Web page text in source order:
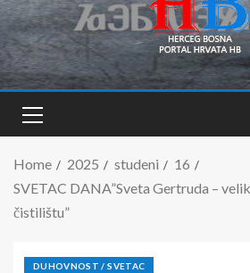
Home 2025 studeni
16
SVETAC DANA”Sveta Gertruda –
čistilištu”
DUHOVNOST / SVETAC